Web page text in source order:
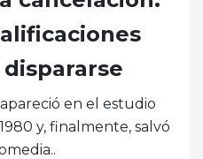
en el estudio
y, finalmente, salvó